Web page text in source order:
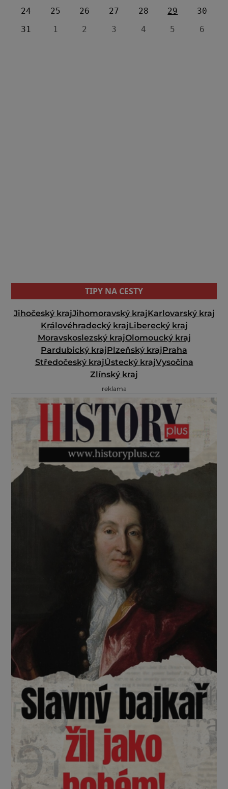
24
25 26 27 28 29
30
31
1 2 3 4 5 6
TIPY NA CESTY
Jihočeský krajJihomoravský krajKarlovarský kraj
Královéhradecký krajLiberecký kraj
Moravskoslezský krajOlomoucký kraj
Pardubický krajPlzeňský krajPraha
Středočeský krajÚstecký krajVysočina
Zlínský kraj
reklama